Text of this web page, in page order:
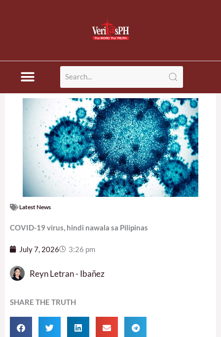
Latest News
COVID-19 virus, hindi nawala sa Pilipinas
July 7, 2026 3:26 pm
Reyn Letran - Ibañez
SHARE THE TRUTH